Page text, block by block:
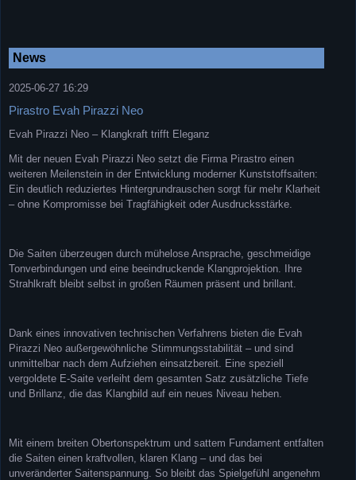
News
2025-06-27 16:29
Pirastro Evah Pirazzi Neo
Evah Pirazzi Neo – Klangkraft trifft Eleganz
Mit der neuen Evah Pirazzi Neo setzt die Firma Pirastro einen
weiteren Meilenstein in der Entwicklung moderner Kunststoffsaiten:
Ein deutlich reduziertes Hintergrundrauschen sorgt für mehr Klarheit
– ohne Kompromisse bei Tragfähigkeit oder Ausdrucksstärke.
Die Saiten überzeugen durch mühelose Ansprache, geschmeidige
Tonverbindungen und eine beeindruckende Klangprojektion. Ihre
Strahlkraft bleibt selbst in großen Räumen präsent und brillant.
Dank eines innovativen technischen Verfahrens bieten die Evah
Pirazzi Neo außergewöhnliche Stimmungsstabilität – und sind
unmittelbar nach dem Aufziehen einsatzbereit. Eine speziell
vergoldete E-Saite verleiht dem gesamten Satz zusätzliche Tiefe
und Brillanz, die das Klangbild auf ein neues Niveau heben.
Mit einem breiten Obertonspektrum und sattem Fundament entfalten
die Saiten einen kraftvollen, klaren Klang – und das bei
unveränderter Saitenspannung. So bleibt das Spielgefühl angenehm